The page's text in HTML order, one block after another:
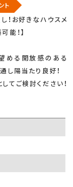
ト
！お好きなハウスメ
能！】
める開放感のある
し陽当たり良好！
てご検討ください！